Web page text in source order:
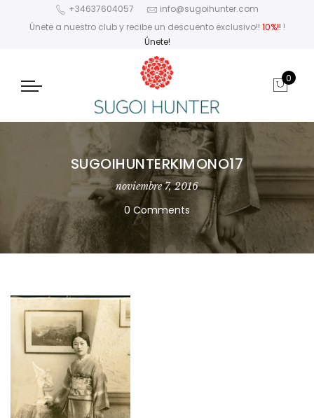
+34637604057
info@sugoihunter.com
Únete a nuestro club y recibe un descuento exclusivo!! 10%!! !
Únete!
0
SUGOIHUNTERKIMONO17
noviembre 7, 2016
0 Comments